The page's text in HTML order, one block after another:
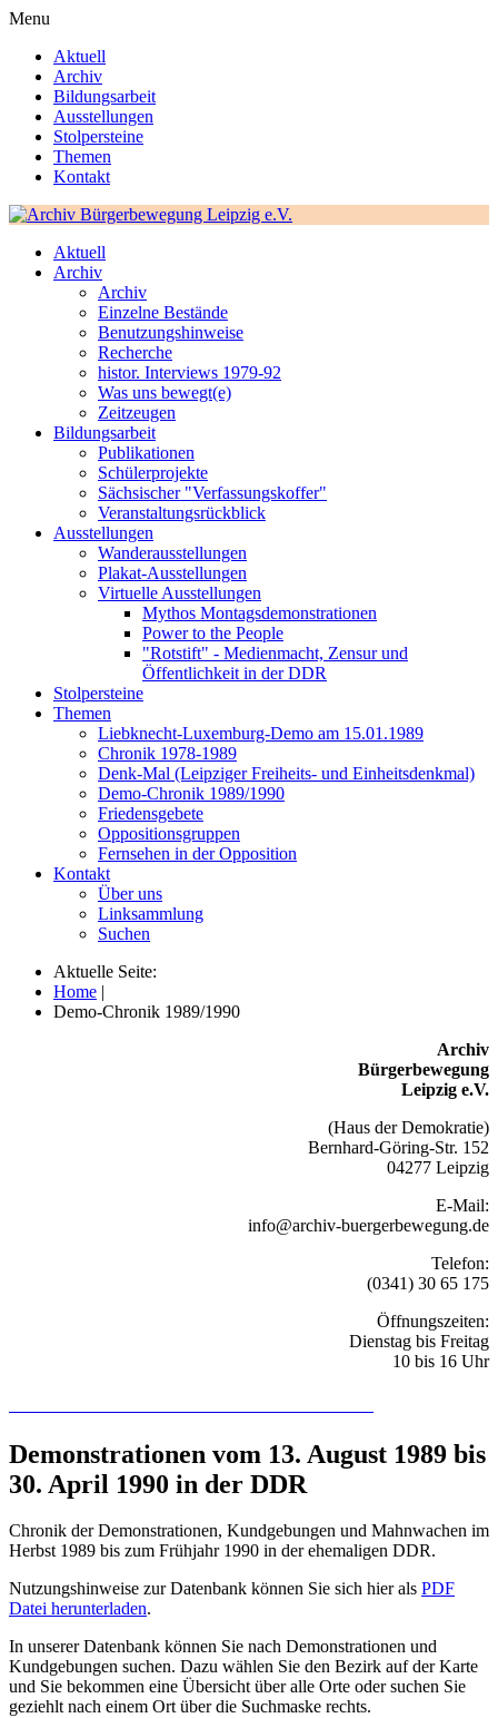
Menu
Aktuell
Archiv
Bildungsarbeit
Ausstellungen
Stolpersteine
Themen
Kontakt
Aktuell
Archiv
Archiv
Einzelne Bestände
Benutzungshinweise
Recherche
histor. Interviews 1979-92
Was uns bewegt(e)
Zeitzeugen
Bildungsarbeit
Publikationen
Schülerprojekte
Sächsischer "Verfassungskoffer"
Veranstaltungsrückblick
Ausstellungen
Wanderausstellungen
Plakat-Ausstellungen
Virtuelle Ausstellungen
Mythos Montagsdemonstrationen
Power to the People
"Rotstift" - Medienmacht, Zensur und
Öffentlichkeit in der DDR
Stolpersteine
Themen
Liebknecht-Luxemburg-Demo am 15.01.1989
Chronik 1978-1989
Denk-Mal (Leipziger Freiheits- und Einheitsdenkmal)
Demo-Chronik 1989/1990
Friedensgebete
Oppositionsgruppen
Fernsehen in der Opposition
Kontakt
Über uns
Linksammlung
Suchen
Aktuelle Seite:
Home |
Demo-Chronik 1989/1990
Archiv
Bürgerbewegung
Leipzig e.V.
(Haus der Demokratie)
Bernhard-Göring-Str. 152
04277 Leipzig
E-Mail:
info@archiv-buergerbewegung.de
Telefon:
(0341) 30 65 175
Öffnungszeiten:
Dienstag bis Freitag
10 bis 16 Uhr
Demonstrationen vom 13. August 1989 bis
30. April 1990 in der DDR
Chronik der Demonstrationen, Kundgebungen und Mahnwachen im
Herbst 1989 bis zum Frühjahr 1990 in der ehemaligen DDR.
Nutzungshinweise zur Datenbank können Sie sich hier als PDF
Datei herunterladen.
In unserer Datenbank können Sie nach Demonstrationen und
Kundgebungen suchen. Dazu wählen Sie den Bezirk auf der Karte
und Sie bekommen eine Übersicht über alle Orte oder suchen Sie
geziehlt nach einem Ort über die Suchmaske rechts.